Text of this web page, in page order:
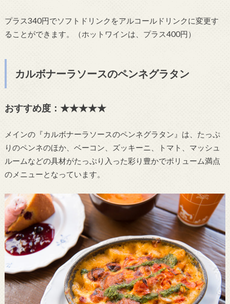
プラス340円でソフトドリンクをアルコールドリンクに変更す
ることができます。（ホットワインは、プラス400円）
カルボナーラソースのペンネグラタン
おすすめ度：★★★★★
メインの『カルボナーラソースのペンネグラタン』は、たっぷ
りのペンネのほか、ベーコン、ズッキーニ、トマト、マッシュ
ルームなどの具材がたっぷり入った彩り豊かでボリューム満点
のメニューとなっています。